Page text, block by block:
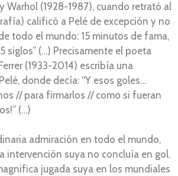
Warhol (1928-1987), cuando retrató al
calificó a Pelé de excepción y no
todo el mundo: 15 minutos de fama,
siglos” (…) Precisamente el poeta
(1933-2014) escribía una
donde decía: “Y esos goles…
// para firmarlos // como si fueran
(…)
admiración en todo el mundo,
intervención suya no concluía en gol.
jugada suya en los mundiales